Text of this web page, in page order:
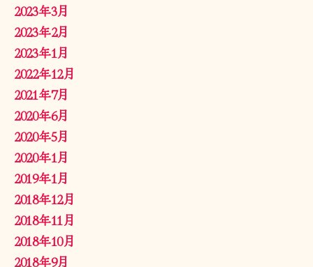
2023年3月
2023年2月
2023年1月
2022年12月
2021年7月
2020年6月
2020年5月
2020年1月
2019年1月
2018年12月
2018年11月
2018年10月
2018年9月